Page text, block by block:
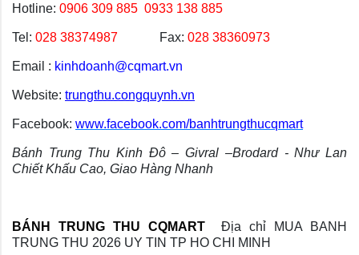
Hotline: 0906 309 885 0933 138 885
Tel: 028 38374987 Fax: 028 38360973
Email : kinhdoanh@cqmart.vn
Website: trungthu.congquynh.vn
Facebook: www.facebook.com/banhtrungthucqmart
Bánh Trung Thu Kinh Đô – Givral –Brodard - Như Lan
Chiết Khấu Cao, Giao Hàng Nhanh
BÁNH TRUNG THU CQMART
Địa chỉ MUA BANH
TRUNG THU 2026 UY TIN TP HO CHI MINH